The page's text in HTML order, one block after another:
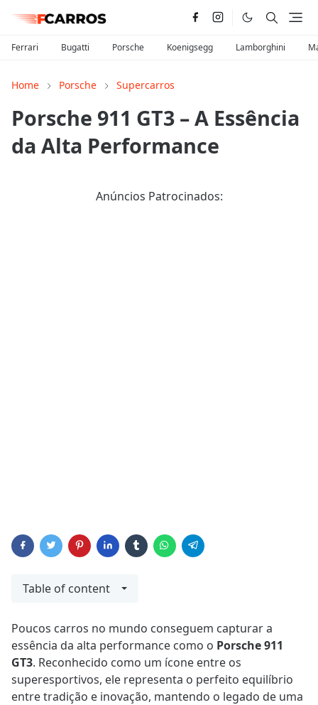
Ferrari Bugatti Porsche Koenigsegg Lamborghini
Home Porsche Supercarros
Porsche 911 GT3 – A Essência
da Alta Performance
Anúncios Patrocinados:
Table of content
Poucos carros no mundo conseguem capturar a
essência da alta performance como o Porsche 911
GT3. Reconhecido como um ícone entre os
superesportivos, ele representa o perfeito equilíbrio
entre tradição e inovação, mantendo o legado de uma